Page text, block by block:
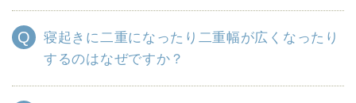
寝起きに二重になったり二重幅が広くなったり
するのはなぜですか？